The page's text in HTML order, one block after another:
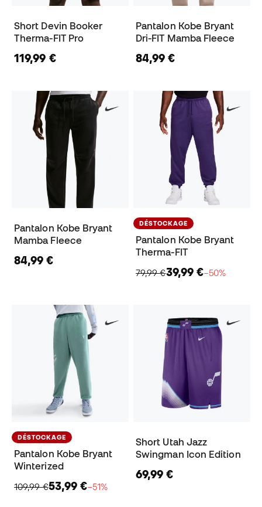
Short Devin Booker
Therma-FIT Pro
119,99 €
Pantalon Kobe Bryant
Dri-FIT Mamba Fleece
84,99 €
Pantalon Kobe Bryant
Mamba Fleece
84,99 €
DÉSTOCKAGE
Pantalon Kobe Bryant
Therma-FIT
79,99 €39,99 €−50%
DÉSTOCKAGE
Pantalon Kobe Bryant
Winterized
109,99 €53,99 €−51%
Short Utah Jazz
Swingman Icon Edition
69,99 €